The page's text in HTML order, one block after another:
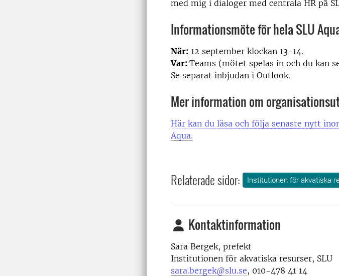
med mig i dialoger med centrala HR på
Informationsmöte för hela SLU
När: 12 september klockan 13-14.
Var: Teams (mötet spelas in och du kan
Se separat inbjudan i Outlook.
Mer information om
Här kan du läsa och följa senaste nytt
Aqua.
Relaterade sidor: Institutionen för akvatiska
Kontaktinformation
Sara Bergek, prefekt
Institutionen för akvatiska resurser, SLU
sara.bergek@slu.se, 010-478 41 14